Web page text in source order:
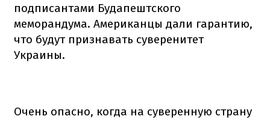
подписантами Будапештского
меморандума. Американцы дали гарантию,
что будут признавать суверенитет
Украины.
Очень опасно, когда на суверенную страну